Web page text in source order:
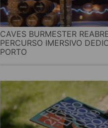
CAVES BURMESTER
PERCURSO IMERSIVO
PORTO